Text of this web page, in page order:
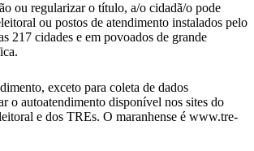
ou regularizar o título, a/o cidadã/o pode
ou postos de atendimento instalados pelo
217 cidades e em povoados de grande
exceto para coleta de dados
o autoatendimento disponível nos sites do
e dos TREs. O maranhense é www.tre-